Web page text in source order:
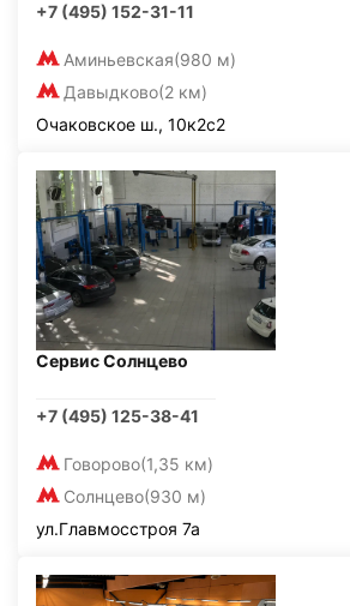
+7 (495) 152-31-11
Аминьевская(980 м)
Давыдково(2 км)
Очаковское ш., 10к2с2
Сервис Солнцево
+7 (495) 125-38-41
Говорово(1,35 км)
Солнцево(930 м)
ул.Главмосстроя 7а